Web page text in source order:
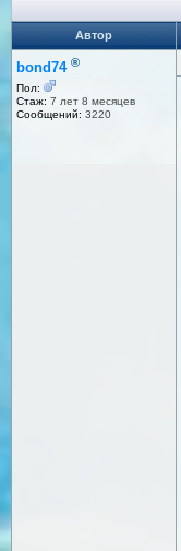
Автор
bond74 ®
Пол:
Стаж: 7 лет 8 месяцев
Сообщений: 3220